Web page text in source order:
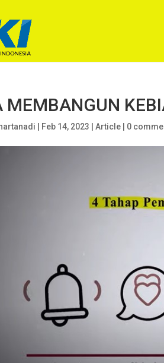
MEMBANGUN
Feb 14, 2023 |Article 0